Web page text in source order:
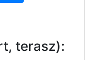
terasz):